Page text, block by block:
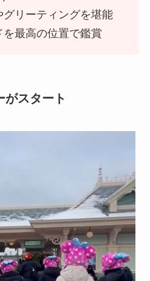
リーティングを堪能
を最高の位置で鑑賞
がスタート